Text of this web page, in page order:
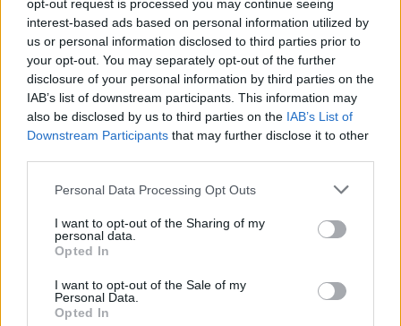
opt-out request is processed you may continue seeing
interest-based ads based on personal information utilized by
us or personal information disclosed to third parties prior to
your opt-out. You may separately opt-out of the further
disclosure of your personal information by third parties on the
IAB’s list of downstream participants. This information may
also be disclosed by us to third parties on the IAB’s List of
Downstream Participants that may further disclose it to other
Personal Data Processing Opt Outs
I want to opt-out of the Sharing of my
personal data.
Opted In
I want to opt-out of the Sale of my
Personal Data.
Opted In
ΣΧΕΤΙΚΑ
Αλτσχάιμερ: Διαθέσιμη η εξέταση που
μπορεί να αποκλείσει τη νόσο